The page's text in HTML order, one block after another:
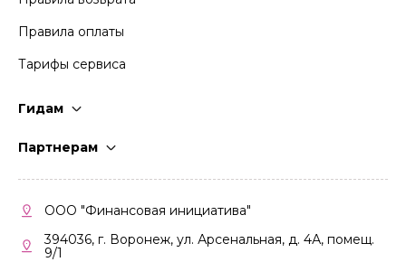
Правила оплаты
Тарифы сервиса
Гидам
Партнерам
Кабинет партнера
Правила участия
ООО "Финансовая инициатива"
394036, г. Воронеж, ул. Арсенальная, д. 4А, помещ.
9/1